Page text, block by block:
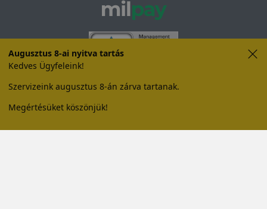
Augusztus 8-ai nyitva tartás
Kedves Ügyfeleink!
Szervizeink augusztus 8-án zárva tartanak.
Megértésüket köszönjük!